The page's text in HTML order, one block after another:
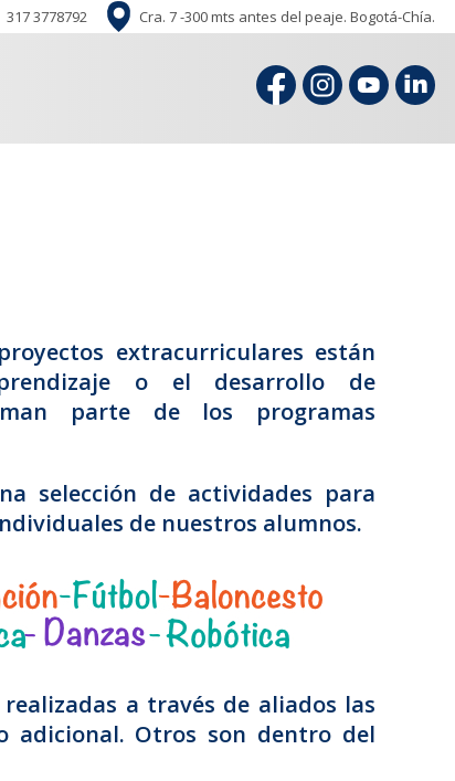
317 3778792 Cra. 7 -300 mts antes del peaje. Bogotá-Chía.
extracurriculares están
o el desarrollo de
parte de los programas
selección de actividades para
de nuestros alumnos.
a través de aliados las
adicional. Otros son dentro del